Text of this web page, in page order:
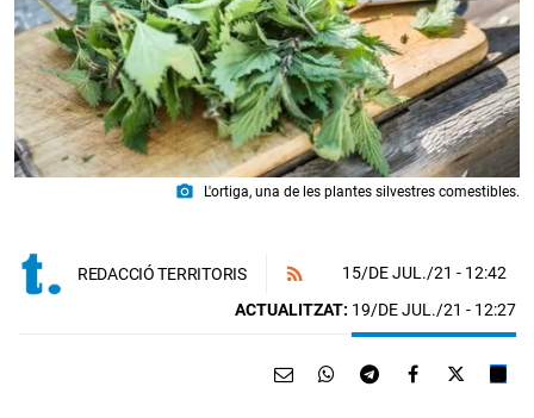
photo_camera L'ortiga, una de les plantes silvestres comestibles.
REDACCIÓ TERRITORIS 15/DE JUL./21 - 12:42
ACTUALITZAT: 19/DE JUL./21 - 12:27